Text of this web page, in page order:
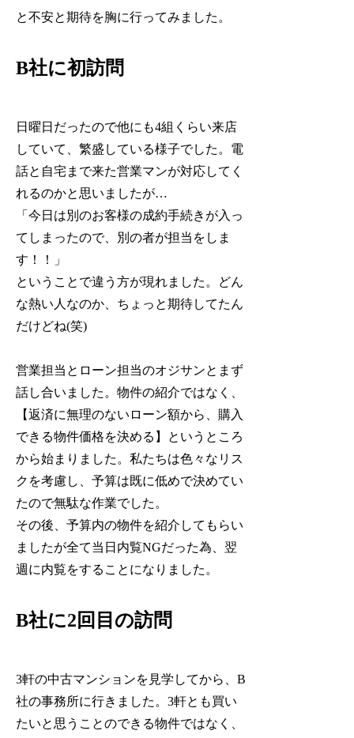
と不安と期待を胸に行ってみました。
B社に初訪問
日曜日だったので他にも4組くらい来店
していて、繁盛している様子でした。電
話と自宅まで来た営業マンが対応してく
れるのかと思いましたが…
「今日は別のお客様の成約手続きが入っ
てしまったので、別の者が担当をしま
す！！」
ということで違う方が現れました。どん
な熱い人なのか、ちょっと期待してたん
だけどね(笑)
営業担当とローン担当のオジサンとまず
話し合いました。物件の紹介ではなく、
【返済に無理のないローン額から、購入
できる物件価格を決める】というところ
から始まりました。私たちは色々なリス
クを考慮し、予算は既に低めで決めてい
たので無駄な作業でした。
その後、予算内の物件を紹介してもらい
ましたが全て当日内覧NGだった為、翌
週に内覧をすることになりました。
B社に2回目の訪問
3軒の中古マンションを見学してから、B
社の事務所に行きました。3軒とも買い
たいと思うことのできる物件ではなく、